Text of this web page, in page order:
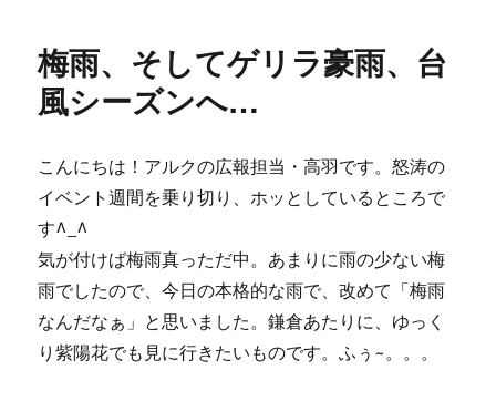
つ
い
梅雨、そしてゲリラ豪雨、台
風シーズンへ…
こんにちは！アルクの広報担当・高羽です。怒涛の
イベント週間を乗り切り、ホッとしているところで
す^_^
気が付けば梅雨真っただ中。あまりに雨の少ない梅
雨でしたので、今日の本格的な雨で、改めて「梅雨
なんだなぁ」と思いました。鎌倉あたりに、ゆっく
り紫陽花でも見に行きたいものです。ふぅ~。。。